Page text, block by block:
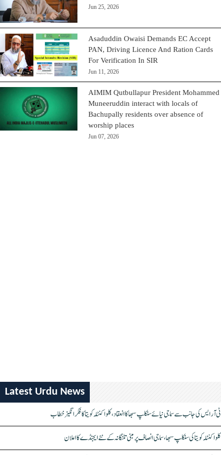
Jun 25, 2026
Asaduddin Owaisi Demands EC Accept
PAN, Driving Licence And Ration Cards
For Verification In SIR
Jun 11, 2026
AIMIM Qutbullapur President Mohammed
Muneeruddin interact with locals of
Bachupally residents over absence of
worship places
Jun 07, 2026
Latest Urdu News
ٹی آر ایس کی جانب سے سماجی نیائے سنکلپ سبھا کا انعقاد، کلواکنٹلہ کویتا کا فکر انگیز خطاب
کلواکنٹلہ کویتا کی سنکلپ سبھا، سماجی انصاف پر مبنی تلنگانہ کے نئے ایجنڈے کا اعلان